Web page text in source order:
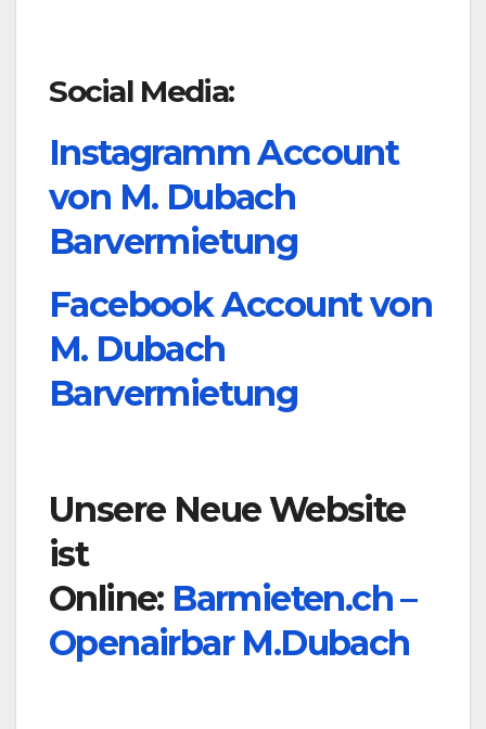
Social Media:
Instagramm Account
von M. Dubach
Barvermietung
Facebook Account von
M. Dubach
Barvermietung
Unsere Neue Website
ist
Online: Barmieten.ch –
Openairbar M.Dubach